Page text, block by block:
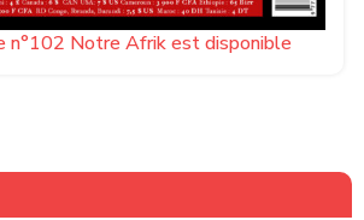
n°102 Notre Afrik est disponible